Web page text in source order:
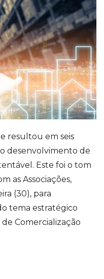
resultou em seis
desenvolvimento de
Este foi o tom
as Associações,
(30), para
tema estratégico
Comercialização